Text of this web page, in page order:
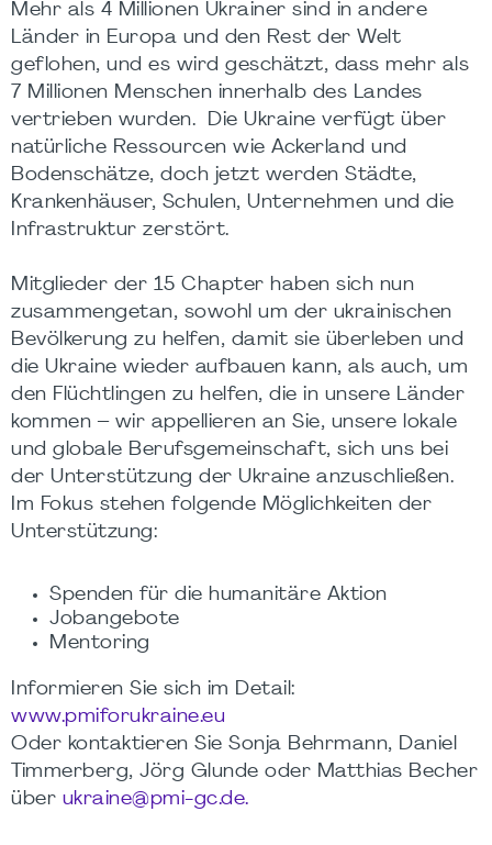
Mehr als 4 Millionen Ukrainer sind in andere
Länder in Europa und den Rest der Welt
geflohen, und es wird geschätzt, dass mehr als
7 Millionen Menschen innerhalb des Landes
vertrieben wurden. Die Ukraine verfügt über
natürliche Ressourcen wie Ackerland und
Bodenschätze, doch jetzt werden Städte,
Krankenhäuser, Schulen, Unternehmen und die
Infrastruktur zerstört.
Mitglieder der 15 Chapter haben sich nun
zusammengetan, sowohl um der ukrainischen
Bevölkerung zu helfen, damit sie überleben und
die Ukraine wieder aufbauen kann, als auch, um
den Flüchtlingen zu helfen, die in unsere Länder
kommen – wir appellieren an Sie, unsere lokale
und globale Berufsgemeinschaft, sich uns bei
der Unterstützung der Ukraine anzuschließen.
Im Fokus stehen folgende Möglichkeiten der
Unterstützung:
Spenden für die humanitäre Aktion
Jobangebote
Mentoring
Informieren Sie sich im Detail:
www.pmiforukraine.eu
Oder kontaktieren Sie Sonja Behrmann, Daniel
Timmerberg, Jörg Glunde oder Matthias Becher
über ukraine@pmi-gc.de.